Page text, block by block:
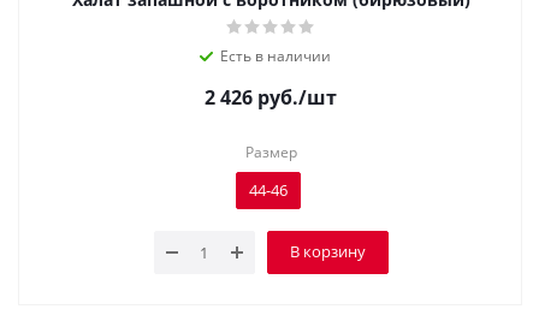
Есть в наличии
2 426 руб./шт
Размер
44-46
В корзину